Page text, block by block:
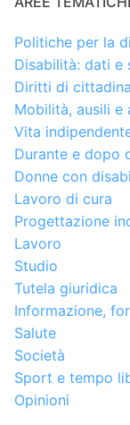
Politiche per la
Disabilità: dati e
Diritti di
Mobilità, ausili e
Vita
Durante e dopo
Donne con
Lavoro di cura
Progettazione
Lavoro
Studio
Tutela giuridica
Informazione,
Salute
Società
Sport e tempo
Opinioni